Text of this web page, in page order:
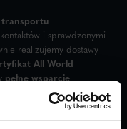
transportu
i sprawdzonymi
realizujemy dostawy
All World
pełne wsparcie
od tego,
regularnie przyjmujesz